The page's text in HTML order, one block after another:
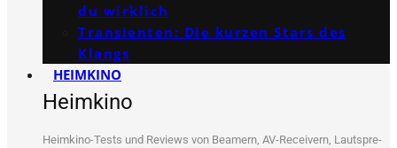
du wirklich
Transienten: Die kurzen Stars des
Klangs
HEIMKINO
Heimkino
Heim­ki­no-Tests und Reviews von Bea­mern, AV-Recei­vern, Laut­spre­